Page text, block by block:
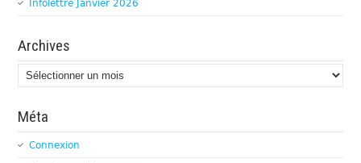
Infolettre Janvier 2026
Archives
Archives
Méta
Connexion